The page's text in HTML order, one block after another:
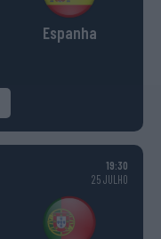
Espanha
19:30
25 JULHO